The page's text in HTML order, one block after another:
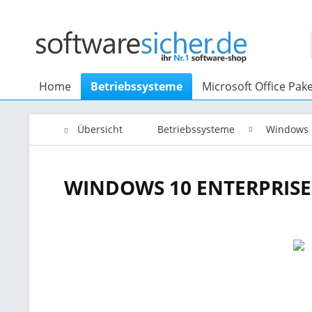
Home Betriebssysteme Microsoft Office
Übersicht Betriebssysteme Windows
WINDOWS 10 ENTERPRISE